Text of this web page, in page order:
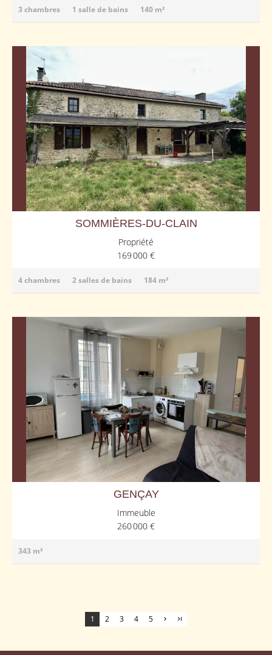
3 chambres 1 salle de bains 140 m²
SOMMIÈRES-DU-CLAIN
Propriété
169 000 €
4 chambres 2 salles de bains 184 m²
GENÇAY
Immeuble
260 000 €
343 m²
1 2 3 4 5